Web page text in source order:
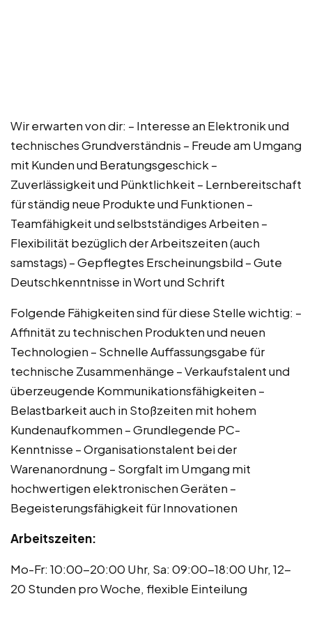
Wir erwarten von dir: – Interesse an Elektronik und
technisches Grundverständnis – Freude am Umgang
mit Kunden und Beratungsgeschick –
Zuverlässigkeit und Pünktlichkeit – Lernbereitschaft
für ständig neue Produkte und Funktionen –
Teamfähigkeit und selbstständiges Arbeiten –
Flexibilität bezüglich der Arbeitszeiten (auch
samstags) – Gepflegtes Erscheinungsbild – Gute
Deutschkenntnisse in Wort und Schrift
Folgende Fähigkeiten sind für diese Stelle wichtig: –
Affinität zu technischen Produkten und neuen
Technologien – Schnelle Auffassungsgabe für
technische Zusammenhänge – Verkaufstalent und
überzeugende Kommunikationsfähigkeiten –
Belastbarkeit auch in Stoßzeiten mit hohem
Kundenaufkommen – Grundlegende PC-
Kenntnisse – Organisationstalent bei der
Warenanordnung – Sorgfalt im Umgang mit
hochwertigen elektronischen Geräten –
Begeisterungsfähigkeit für Innovationen
Arbeitszeiten:
Mo-Fr: 10:00-20:00 Uhr, Sa: 09:00-18:00 Uhr, 12-
20 Stunden pro Woche, flexible Einteilung